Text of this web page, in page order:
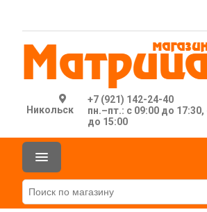
Никольск
+7 (921) 142-24-40
пн.–пт.: с 09:00 до
до 15:00